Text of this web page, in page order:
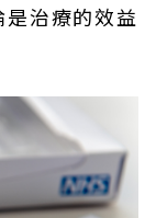
治療的效益